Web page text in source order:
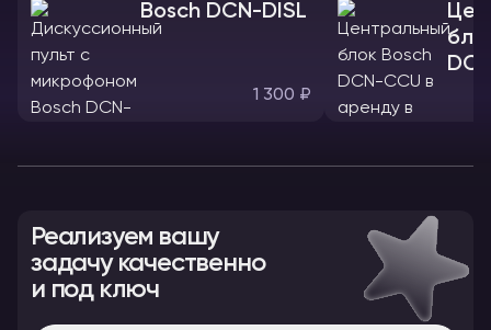
Bosch DCN-DISL
1 300 ₽
Реализуем вашу
задачу качественно
и под ключ